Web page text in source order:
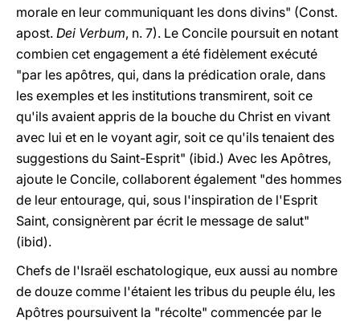
morale en leur communiquant les dons divins" (Const.
apost. Dei Verbum, n. 7). Le Concile poursuit en notant
combien cet engagement a été fidèlement exécuté
"par les apôtres, qui, dans la prédication orale, dans
les exemples et les institutions transmirent, soit ce
qu'ils avaient appris de la bouche du Christ en vivant
avec lui et en le voyant agir, soit ce qu'ils tenaient des
suggestions du Saint-Esprit" (ibid.) Avec les Apôtres,
ajoute le Concile, collaborent également "des hommes
de leur entourage, qui, sous l'inspiration de l'Esprit
Saint, consignèrent par écrit le message de salut"
(ibid).
Chefs de l'Israël eschatologique, eux aussi au nombre
de douze comme l'étaient les tribus du peuple élu, les
Apôtres poursuivent la "récolte" commencée par le